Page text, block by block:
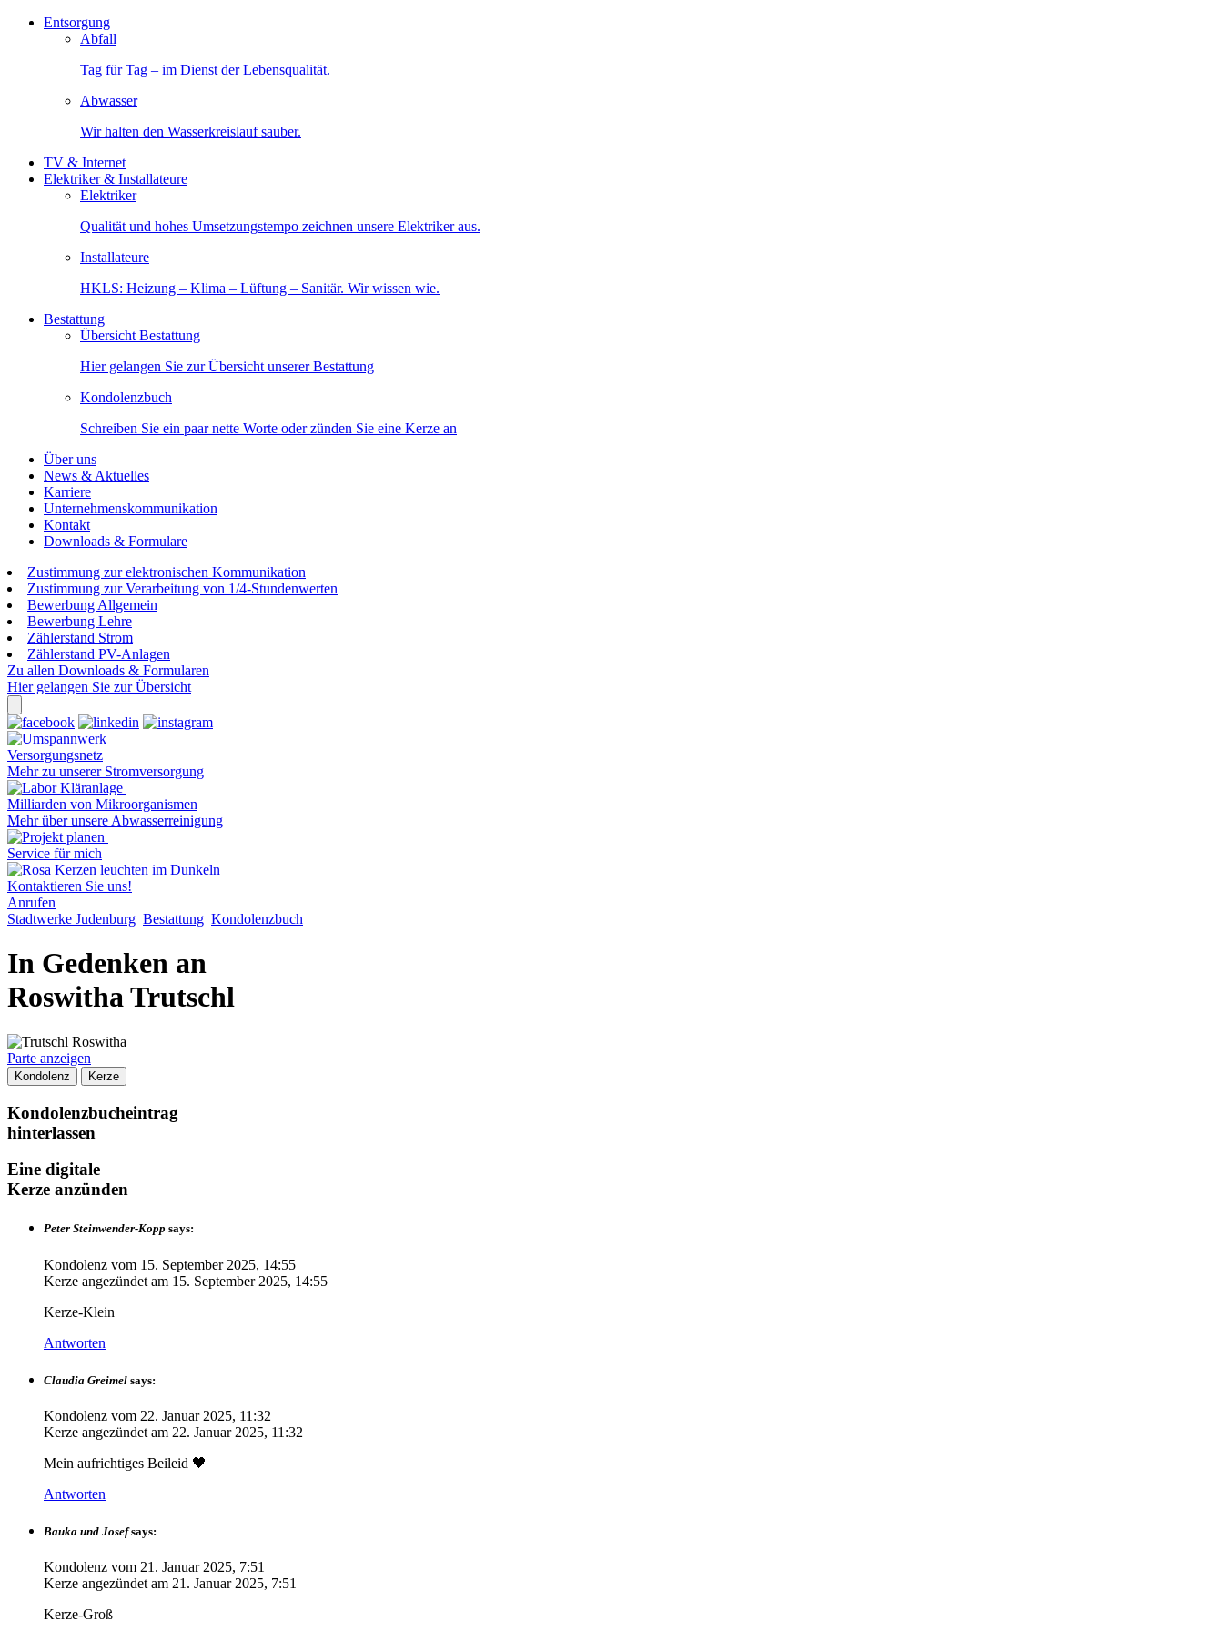
Entsorgung
Abfall
Tag für Tag – im Dienst der Lebensqualität.
Abwasser
Wir halten den Wasserkreislauf sauber.
TV & Internet
Elektriker & Installateure
Elektriker
Qualität und hohes Umsetzungstempo zeichnen unsere Elektriker aus.
Installateure
HKLS: Heizung – Klima – Lüftung – Sanitär. Wir wissen wie.
Bestattung
Übersicht Bestattung
Hier gelangen Sie zur Übersicht unserer Bestattung
Kondolenzbuch
Schreiben Sie ein paar nette Worte oder zünden Sie eine Kerze an
Über uns
News & Aktuelles
Karriere
Unternehmenskommunikation
Kontakt
Downloads & Formulare
Zustimmung zur elektronischen Kommunikation
Zustimmung zur Verarbeitung von 1/4-Stundenwerten
Bewerbung Allgemein
Bewerbung Lehre
Zählerstand Strom
Zählerstand PV-Anlagen
Zu allen Downloads & Formularen
Hier gelangen Sie zur Übersicht
Versorgungsnetz
Mehr zu unserer Stromversorgung
Milliarden von Mikroorganismen
Mehr über unsere Abwasserreinigung
Service für mich
Kontaktieren Sie uns!
Anrufen
Stadtwerke Judenburg Bestattung Kondolenzbuch
In Gedenken an
Roswitha Trutschl
Parte anzeigen
Kondolenz Kerze
Kondolenzbucheintrag
hinterlassen
Eine digitale
Kerze anzünden
Peter Steinwender-Kopp says:
Kondolenz vom 15. September 2025, 14:55
Kerze angezündet am 15. September 2025, 14:55
Kerze-Klein
Antworten
Claudia Greimel says:
Kondolenz vom 22. Januar 2025, 11:32
Kerze angezündet am 22. Januar 2025, 11:32
Mein aufrichtiges Beileid 🖤
Antworten
Bauka und Josef says:
Kondolenz vom 21. Januar 2025, 7:51
Kerze angezündet am 21. Januar 2025, 7:51
Kerze-Groß